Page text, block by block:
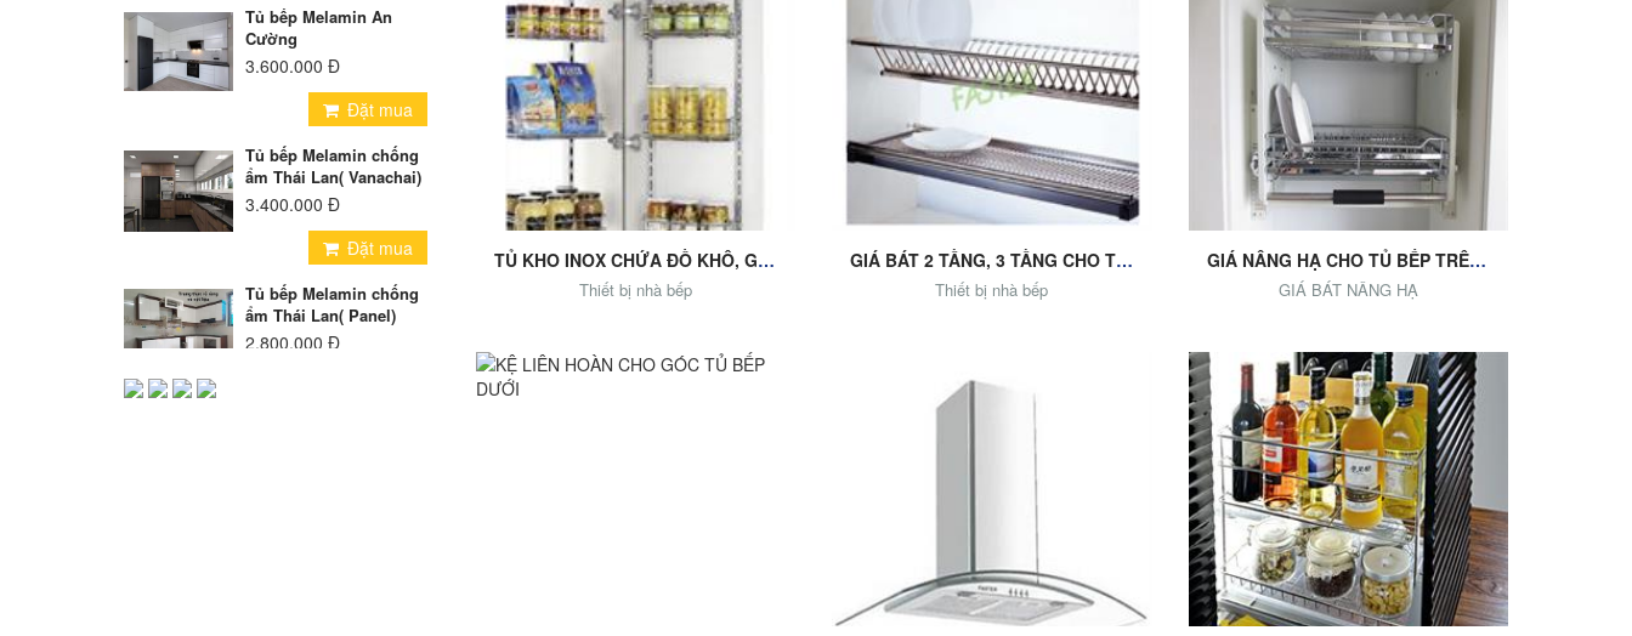
Add to Cart
TỦ KHO INOX CHỨA ĐỒ KHÔ, GIẢI PHÁP CHO NHÀ BẾP
Thiết bị nhà bếp
Add to Cart
GIÁ BÁT 2 TẦNG, 3 TẦNG CHO TỦ BẾP TRÊN
Thiết bị nhà bếp
Add to Cart
GIÁ NÂNG HẠ CHO TỦ BẾP TRÊN: GIÁ BÁT ĐĨA DI ĐỘNG, GIÁ ĐỒ KHÔ
GIÁ BÁT NÂNG HẠ
Add to Cart
Tủ bếp Melamin An
Cường
3.600.000 Đ
Đặt mua
Tủ bếp Melamin chống
ẩm Thái Lan( Vanachai)
3.400.000 Đ
Đặt mua
Tủ bếp Melamin chống
ẩm Thái Lan( Panel)
2.800.000 Đ